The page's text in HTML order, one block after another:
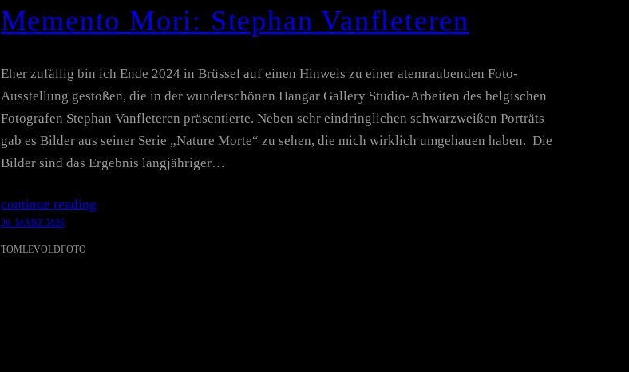
Memento Mori: Stephan Vanfleteren
Eher zufällig bin ich Ende 2024 in Brüssel auf einen Hinweis zu einer atemraubenden Foto-
Ausstellung gestoßen, die in der wunderschönen Hangar Gallery Studio-Arbeiten des belgischen
Fotografen Stephan Vanfleteren präsentierte. Neben sehr eindringlichen schwarzweißen Porträts
gab es Bilder aus seiner Serie „Nature Morte“ zu sehen, die mich wirklich umgehauen haben. Die
Bilder sind das Ergebnis langjähriger…
continue reading
26. MÄRZ 2026
TOMLEVOLDFOTO